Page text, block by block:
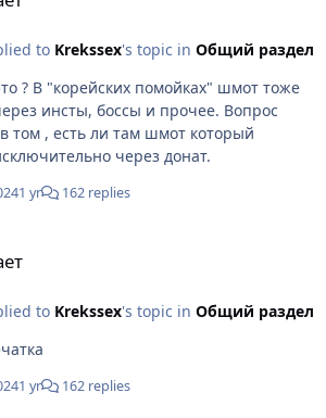
to Krekssex's topic in Общий раздел
шмот тоже
инсты, боссы и прочее. Вопрос
том , есть ли там шмот который
через донат.
1 yr 162 replies
to Krekssex's topic in Общий раздел
1 yr 162 replies